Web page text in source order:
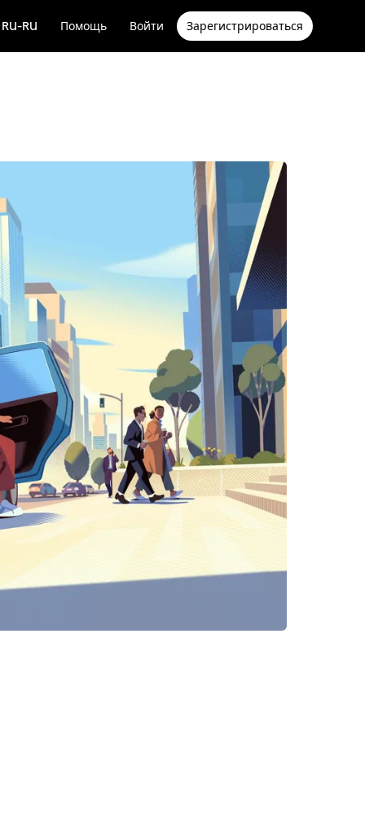
RU-RU Помощь Войти Зарегистрироваться